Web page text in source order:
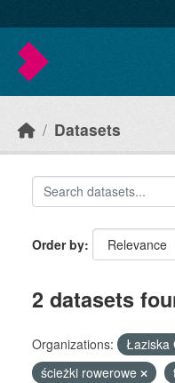
Datasets
Order by
2 datasets
Organizations: Łaziska
ścieżki rowerowe